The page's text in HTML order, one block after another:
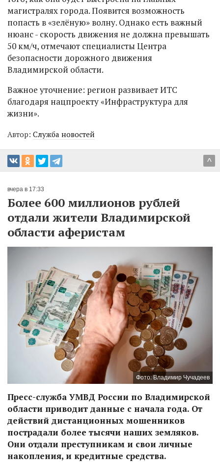
магистралях города. Появится возможность
попасть в «зелёную» волну. Однако есть важный
нюанс - скорость движения не должна превышать
50 км/ч, отмечают специалисты Центра
безопасности дорожного движения
Владимирской области.
Важное уточнение: регион развивает ИТС
благодаря нацпроекту «Инфраструктура для
жизни».
Автор: Служба новостей
^
вчера в 17:33
Более 600 миллионов рублей
отдали жители Владимирской
области аферистам
Фото: Владимир Чучадеев
Пресс-служба УМВД России по Владимирской
области приводит данные с начала года. От
действий дистанционных мошенников
пострадали более тысячи наших земляков.
Они отдали преступникам и свои личные
накопления, и кредитные средства.